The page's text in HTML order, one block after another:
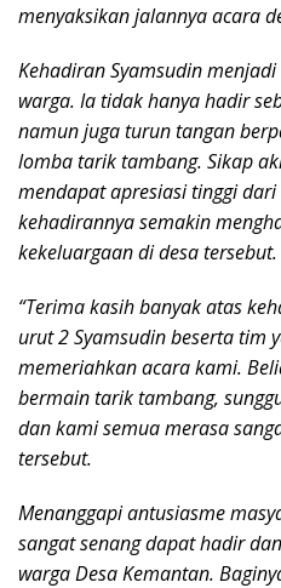
menyaksikan jalannya acara
Kehadiran Syamsudin
warga. Ia tidak hanya hadir
namun juga turun tangan
lomba tarik tambang. Sikap
mendapat apresiasi tinggi
kehadirannya semakin
kekeluargaan di desa tersebut.
“Terima kasih banyak atas
urut 2 Syamsudin beserta tim
memeriahkan acara kami.
bermain tarik tambang,
dan kami semua merasa
tersebut.
Menanggapi antusiasme
sangat senang dapat hadir
warga Desa Kemantan.